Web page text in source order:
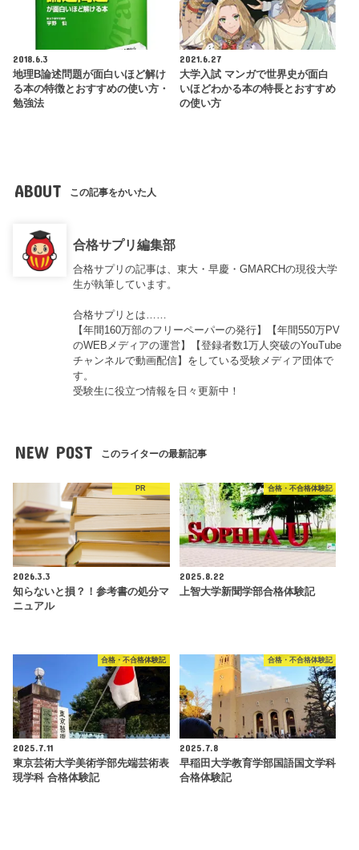
2018.6.3
地理B論述問題が面白いほど解け
る本の特徴とおすすめの使い方・
勉強法
2021.6.27
大学入試 マンガで世界史が面白
いほどわかる本の特長とおすすめ
の使い方
ABOUT この記事をかいた人
合格サプリ編集部
合格サプリの記事は、東大・早慶・GMARCHの現役大学
生が執筆しています。
合格サプリとは……
【年間160万部のフリーペーパーの発行】【年間550万PV
のWEBメディアの運営】【登録者数1万人突破のYouTube
チャンネルで動画配信】をしている受験メディア団体で
す。
受験生に役立つ情報を日々更新中！
NEW POST このライターの最新記事
PR
2026.3.3
知らないと損？！参考書の処分マ
ニュアル
合格・不合格体験記
2025.8.22
上智大学新聞学部合格体験記
合格・不合格体験記
2025.7.11
東京芸術大学美術学部先端芸術表
現学科 合格体験記
合格・不合格体験記
2025.7.8
早稲田大学教育学部国語国文学科
合格体験記